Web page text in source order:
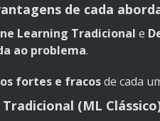
de cada
Learning Tradicional e
ao problema.
fortes e fracosde cada
(ML